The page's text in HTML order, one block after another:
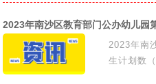
2023年南沙区教育部门公办幼儿园
2023年南
生计划数